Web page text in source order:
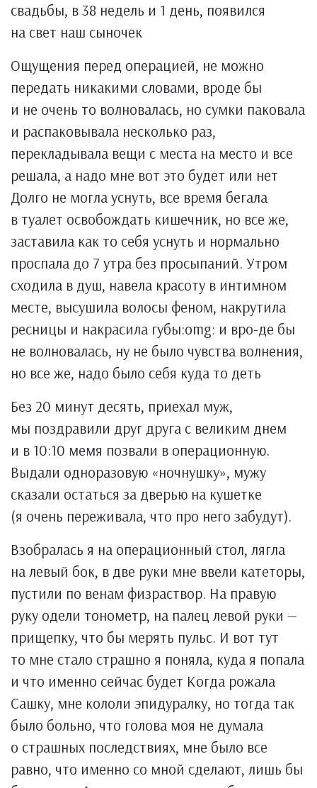
свадьбы, в 38 недель и 1 день, появился
на свет наш сыночек
Ощущения перед операцией, не можно
передать никакими словами, вроде бы
и не очень то волновалась, но сумки паковала
и распаковывала несколько раз,
перекладывала вещи с места на место и все
решала, а надо мне вот это будет или нет
Долго не могла уснуть, все время бегала
в туалет освобождать кишечник, но все же,
заставила как то себя уснуть и нормально
проспала до 7 утра без просыпаний. Утром
сходила в душ, навела красоту в интимном
месте, высушила волосы феном, накрутила
ресницы и накрасила губы:omg: и вро-де бы
не волновалась, ну не было чувства волнения,
но все же, надо было себя куда то деть
Без 20 минут десять, приехал муж,
мы поздравили друг друга с великим днем
и в 10:10 мемя позвали в операционную.
Выдали одноразовую «ночнушку», мужу
сказали остаться за дверью на кушетке
(я очень переживала, что про него забудут).
Взобралась я на операционный стол, лягла
на левый бок, в две руки мне ввели катеторы,
пустили по венам физраствор. На правую
руку одели тонометр, на палец левой руки —
прищепку, что бы мерять пульс. И вот тут
то мне стало страшно я поняла, куда я попала
и что именно сейчас будет Когда рожала
Сашку, мне кололи эпидуралку, но тогда так
было больно, что голова моя не думала
о страшных последствиях, мне было все
равно, что именно со мной сделают, лишь бы